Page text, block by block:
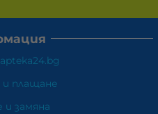
плащане
замяна